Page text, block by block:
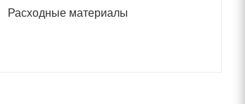
Расходные материалы